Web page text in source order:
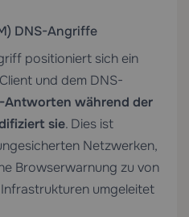
DNS-Angriffe
positioniert sich ein
und dem DNS-
Antworten während der
sie. Dies ist
Netzwerken,
Browserwarnung zu von
umgeleitet